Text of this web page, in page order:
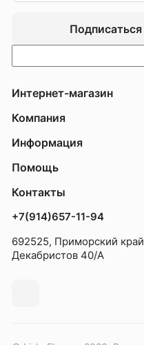
Подписаться
Интернет-магазин
Компания
Информация
Помощь
Контакты
+7(914)657-11-94
692525, Приморский
Декабристов 40/А